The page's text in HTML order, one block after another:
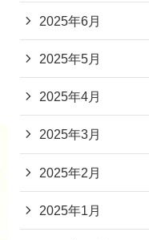
2025年6月
2025年5月
2025年4月
2025年3月
2025年2月
2025年1月